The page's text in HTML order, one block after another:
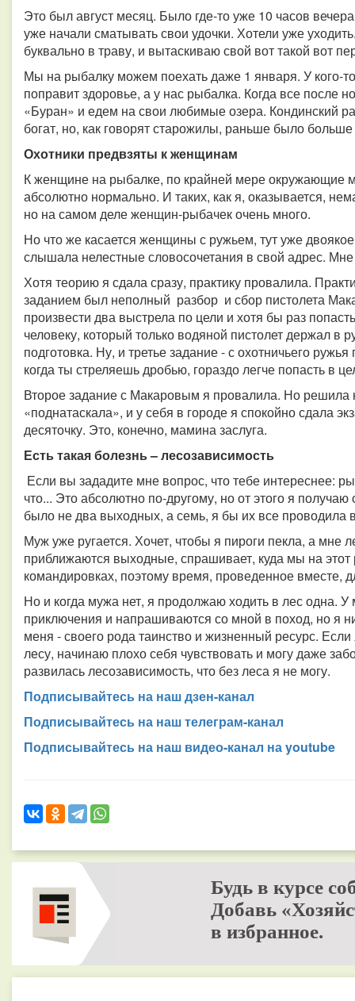
Это был август месяц. Было где-то уже 10 часов
уже начали сматывать свои удочки. Хотели уже
буквально в траву, и вытаскиваю свой вот такой вот
Мы на рыбалку можем поехать даже 1 января. У кого-
поправит здоровье, а у нас рыбалка. Когда все после
«Буран» и едем на свои любимые озера. Кондинский
богат, но, как говорят старожилы, раньше было
Охотники предвзяты к женщинам
К женщине на рыбалке, по крайней мере окружающие
абсолютно нормально. И таких, как я, оказывается,
но на самом деле женщин-рыбачек очень много.
Но что же касается женщины с ружьем, тут уже
слышала нелестные словосочетания в свой адрес.
Хотя теорию я сдала сразу, практику провалила.
заданием был неполный разбор и сбор пистолета
произвести два выстрела по цели и хотя бы раз
человеку, который только водяной пистолет держал в
подготовка. Ну, и третье задание - с охотничьего
когда ты стреляешь дробью, гораздо легче попасть в
Второе задание с Макаровым я провалила. Но
«поднатаскала», и у себя в городе я спокойно сдала
десяточку. Это, конечно, мамина заслуга.
Есть такая болезнь – лесозависимость
Если вы зададите мне вопрос, что тебе интереснее:
что... Это абсолютно по-другому, но от этого я
было не два выходных, а семь, я бы их все проводила
Муж уже ругается. Хочет, чтобы я пироги пекла, а мне
приближаются выходные, спрашивает, куда мы на
командировках, поэтому время, проведенное вместе,
Но и когда мужа нет, я продолжаю ходить в лес одна.
приключения и напрашиваются со мной в поход, но я
меня - своего рода таинство и жизненный ресурс.
лесу, начинаю плохо себя чувствовать и могу даже
развилась лесозависимость, что без леса я не могу.
Подписывайтесь на наш дзен-канал
Подписывайтесь на наш телеграм-канал
Подписывайтесь на наш видео-канал на youtube
Будь в курсе
Добавь
в избранное.